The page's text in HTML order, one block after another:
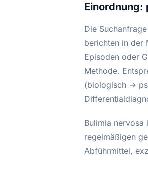
Einordnung:
Die
berichten in der
Episoden oder
Methode.
(biologisch →
Bulimia nervosa
regelmäßigen
Abführmittel,